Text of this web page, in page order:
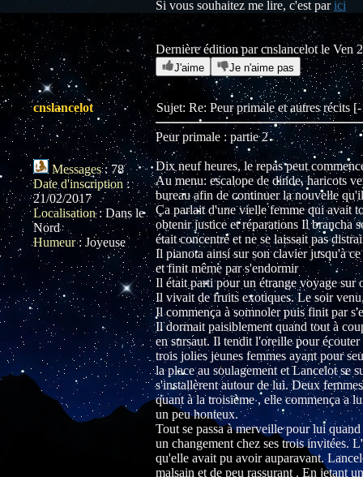
Si vous souhaitez me lire, c'est parici
Dernière édition par cnslancelot le Ven
J'aime Je n'aime pas
cnslancelot
Messages:78
Date d'inscription :
21/02/2017
Localisation:Dans le
Nord
Humeur: Joyeuse
Sujet: Re: Peur primale et autres
Peur primale : partie 2
Dix neuf heures, le repas peut
Au menu: escalope de dinde, haricots
bureau afin de continuer la nouvelle
Ça parlait d'une vielle femme qui avait
obtenir justice et réparations Il brancha
était concentré et ne se laissait pas
Il pianota ainsi sur son clavier jusqu'à
et finit même par s'endormir
Il était parti pour un étrange voyage sur
Il vivait de fruits exotiques. Le soir
Il commença à somnoler puis finit par
Il dormait paisiblement quand tout à
en sursaut. Il tendit l'oreille pour
trois jolies jeunes femmes ayant pour
la place au soulagement et Lancelot se
s'installèrent autour de lui. Deux
quant à la troisième , elle commença a
un peu honteux.
Tout se passa à merveille pour lui
un changement chez ses trois invitées.
qu'elle avait pu avoir auparavant.
malsain et de peu rassurant . En jetant